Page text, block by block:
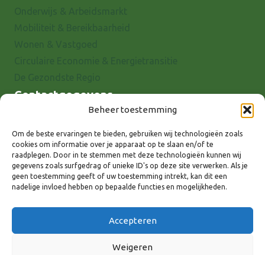
Beheer toestemming
Om de beste ervaringen te bieden, gebruiken wij technologieën zoals
cookies om informatie over je apparaat op te slaan en/of te
raadplegen. Door in te stemmen met deze technologieën kunnen wij
gegevens zoals surfgedrag of unieke ID's op deze site verwerken. Als je
geen toestemming geeft of uw toestemming intrekt, kan dit een
nadelige invloed hebben op bepaalde functies en mogelijkheden.
Accepteren
Weigeren
Contactgegevens
7001 EX Doetinchem
E-mail: info@8rhk.nl
Telefoonnummers
Privacyverklaring